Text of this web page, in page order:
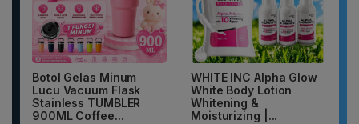
Botol Gelas Minum
Lucu Vacuum Flask
Stainless TUMBLER
900ML Coffee...
WHITE INC Alpha Glow
White Body Lotion
Whitening &
Moisturizing |...